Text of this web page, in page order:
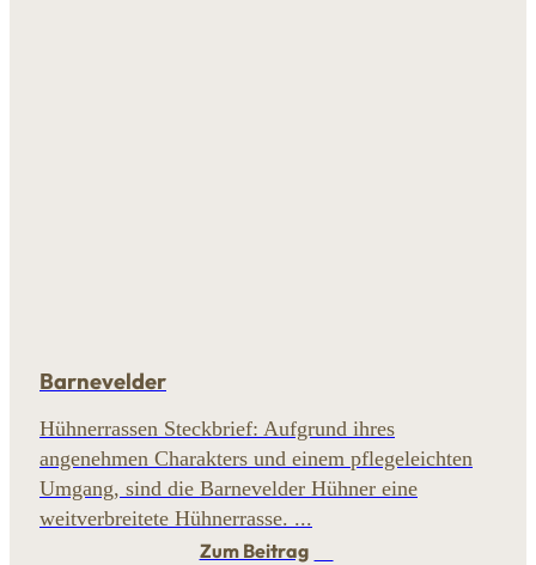
Barnevelder
Hühnerrassen Steckbrief: Aufgrund ihres
angenehmen Charakters und einem pflegeleichten
Umgang, sind die Barnevelder Hühner eine
weitverbreitete Hühnerrasse. ...
Zum Beitrag